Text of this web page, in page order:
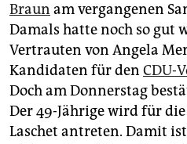
Braun am vergangenen
Damals hatte noch so gut
Vertrauten von Angela
Kandidaten für den CDU-
Doch am Donnerstag
Der 49-Jährige wird für
Laschet antreten. Damit